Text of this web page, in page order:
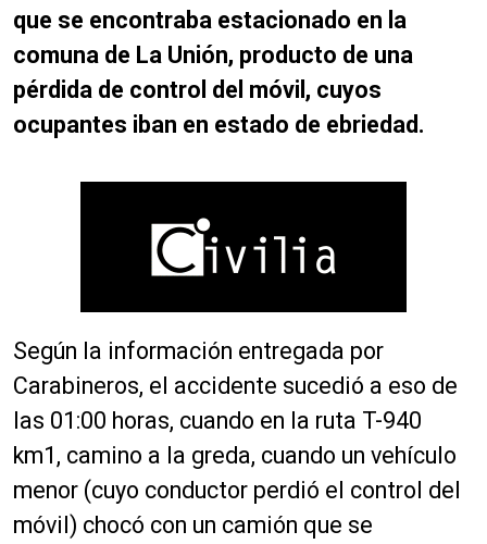
que se encontraba estacionado en la
comuna de La Unión, producto de una
pérdida de control del móvil, cuyos
ocupantes iban en estado de ebriedad.
Según la información entregada por
Carabineros, el accidente sucedió a eso de
las 01:00 horas, cuando en la ruta T-940
km1, camino a la greda, cuando un vehículo
menor (cuyo conductor perdió el control del
móvil) chocó con un camión que se